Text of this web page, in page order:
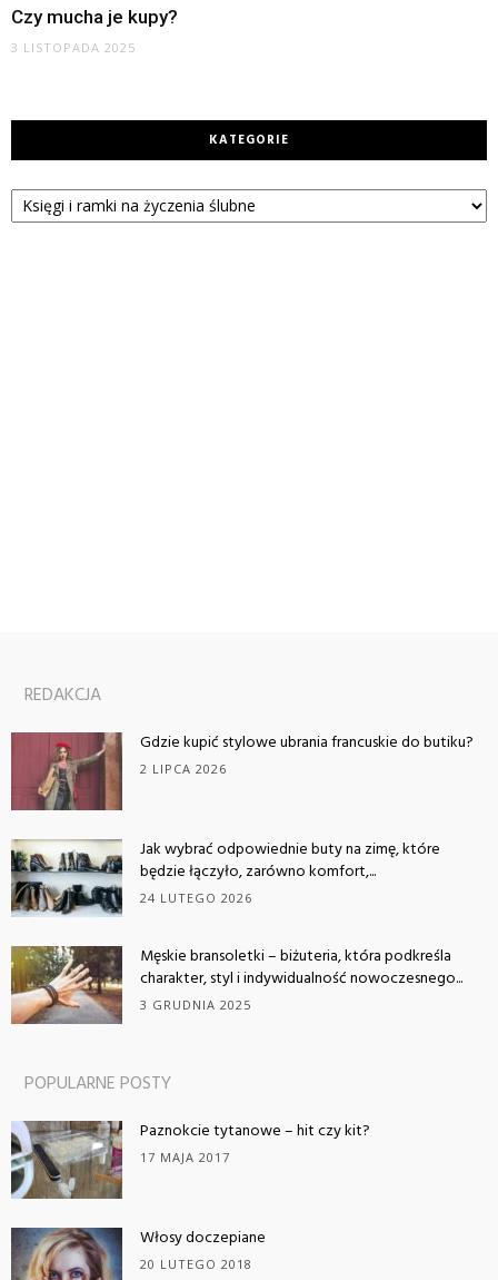
Czy mucha je kupy?
3 LISTOPADA 2025
KATEGORIE
Kategorie
REDAKCJA
Gdzie kupić stylowe ubrania francuskie do butiku?
2 LIPCA 2026
Jak wybrać odpowiednie buty na zimę, które
będzie łączyło, zarówno komfort,...
24 LUTEGO 2026
Męskie bransoletki – biżuteria, która podkreśla
charakter, styl i indywidualność nowoczesnego...
3 GRUDNIA 2025
POPULARNE POSTY
Paznokcie tytanowe – hit czy kit?
17 MAJA 2017
Włosy doczepiane
20 LUTEGO 2018